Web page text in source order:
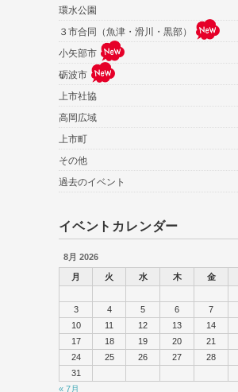
環水公園
３市合同（魚津・滑川・黒部）
小矢部市
砺波市
上市社協
高岡広域
上市町
その他
過去のイベント
イベントカレンダー
8月 2026
月 火 水 木 金
3
4 5 6 7
10
11 12 13 14
17
18 19 20 21
24
25 26 27 28
31
« 7月